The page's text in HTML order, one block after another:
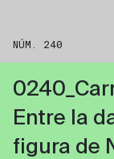
NÚM. 240
Entre la
figura de